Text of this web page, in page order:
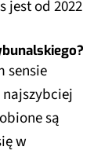
jest od 2022
sensie
są
w